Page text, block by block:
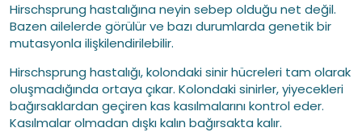
Hirschsprung hastalığına neyin sebep olduğu net değil.
Bazen ailelerde görülür ve bazı durumlarda genetik bir
mutasyonla ilişkilendirilebilir.
Hirschsprung hastalığı, kolondaki sinir hücreleri tam olarak
oluşmadığında ortaya çıkar. Kolondaki sinirler, yiyecekleri
bağırsaklardan geçiren kas kasılmalarını kontrol eder.
Kasılmalar olmadan dışkı kalın bağırsakta kalır.